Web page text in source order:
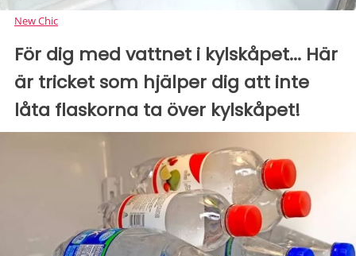
New Chic
För dig med vattnet i kylskåpet... Här
är tricket som hjälper dig att inte
låta flaskorna ta över kylskåpet!